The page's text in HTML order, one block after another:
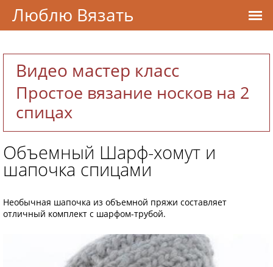
Видео мастер класс
Простое вязание носков на 2
спицах
Объемный Шарф-хомут и
шапочка спицами
Необычная шапочка из объемной пряжи составляет
отличный комплект с шарфом-трубой.
Люблю Вязать